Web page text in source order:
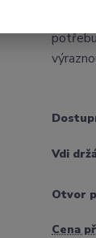
Vdi
Otvor
Cena